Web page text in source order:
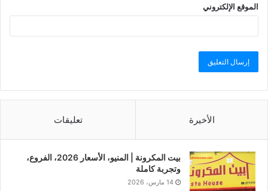
الموقع الإلكتروني
الأخيرة تعليقات
بيت المكرونة | المنيو، الأسعار 2026، الفروع،
وتجربة كاملة
14 مارس، 2026